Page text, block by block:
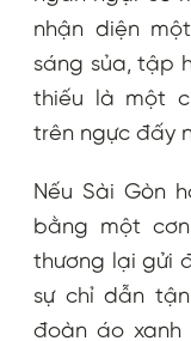
nhận diện
sáng sủa, tập
thiếu là một
trên ngực đấy
Nếu Sài Gòn
bằng một
thương lại gửi
sự chỉ dẫn
đoàn áo xanh